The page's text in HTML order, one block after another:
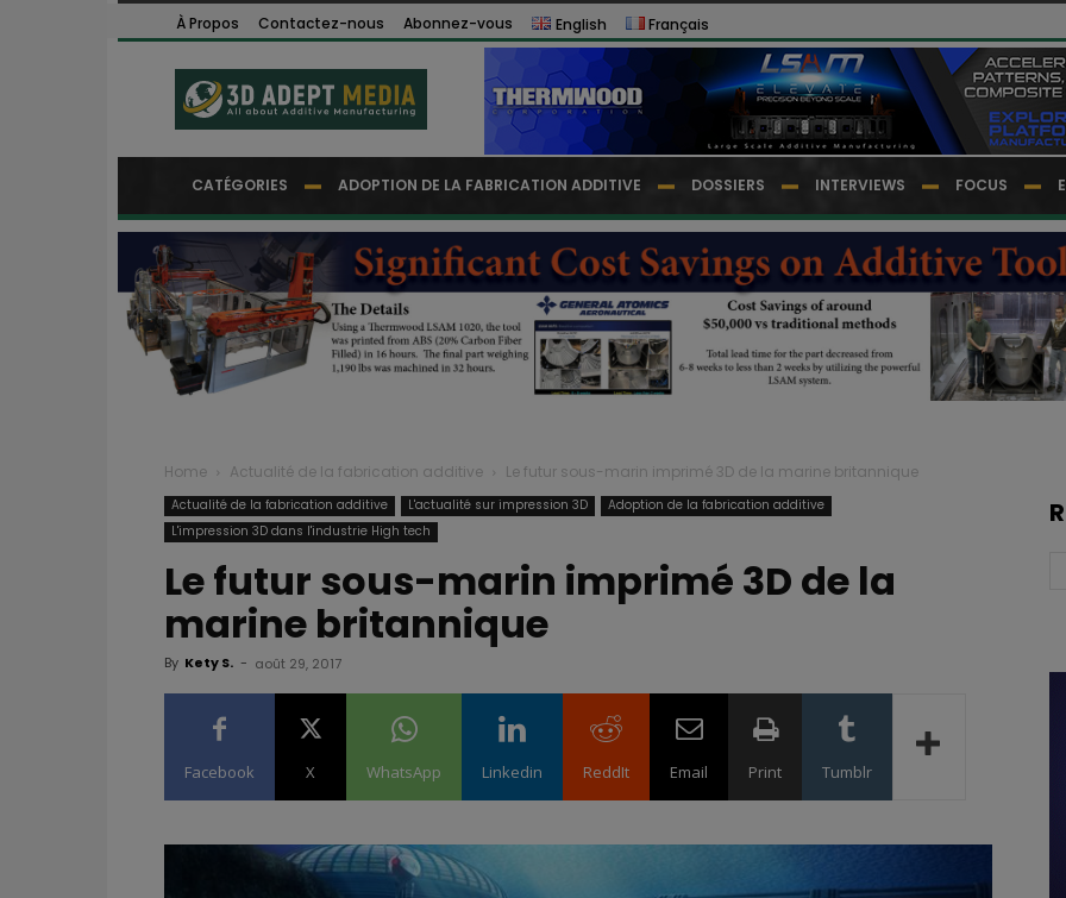
À Propos Contactez-nous Abonnez-vous English Français
CATÉGORIES ADOPTION DE LA FABRICATION ADDITIVE DOSSIERS INTERVIEWS FOCUS
Home Actualité de la fabrication additive Le futur sous-marin imprimé 3D de la marine britannique
Actualité de la fabrication additive L'actualité sur impression 3D
Adoption de la fabrication additive
L'impression 3D dans l'industrie High tech
Le futur sous-marin imprimé 3D de la
marine britannique
By Kety S. - août 29, 2017
Facebook X WhatsApp Linkedin ReddIt Email Print Tumblr